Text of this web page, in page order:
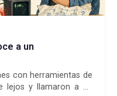
a un
con herramientas de
lejos y llamaron a un